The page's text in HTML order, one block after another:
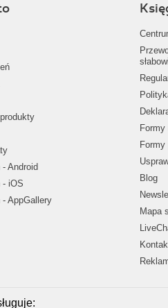
Android
- iOS
AppGallery
Formy
Blog
Mapa